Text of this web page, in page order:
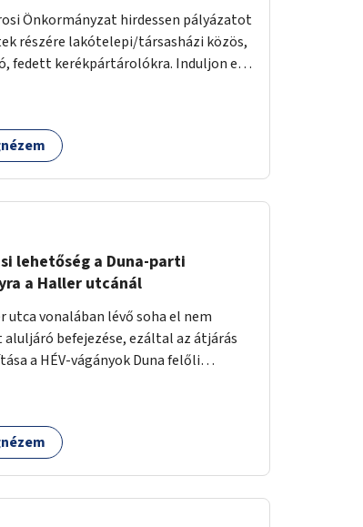
Önkormányzat hirdessen pályázatot
részére lakótelepi/társasházi közös,
fedett kerékpártárolókra. Induljon egy
az üzemeltetés.
lehetőség a Duna-parti
a Haller utcánál
utca vonalában lévő soha el nem
aluljáró befejezése, ezáltal az átjárás
a HÉV-vágányok Duna felőli